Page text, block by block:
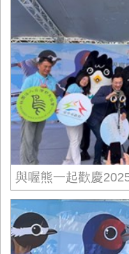
與喔熊一起歡慶